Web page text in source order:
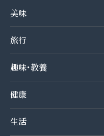
美味
旅行
趣味･教養
健康
生活